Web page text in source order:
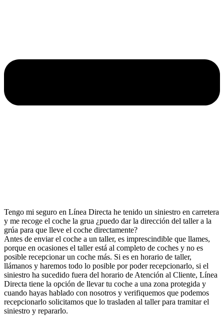
Tengo mi seguro en Línea Directa he tenido un siniestro en carretera
y me recoge el coche la grua ¿puedo dar la dirección del taller a la
grúa para que lleve el coche directamente?
Antes de enviar el coche a un taller, es imprescindible que llames,
porque en ocasiones el taller está al completo de coches y no es
posible recepcionar un coche más. Si es en horario de taller,
llámanos y haremos todo lo posible por poder recepcionarlo, si el
siniestro ha sucedido fuera del horario de Atención al Cliente, Línea
Directa tiene la opción de llevar tu coche a una zona protegida y
cuando hayas hablado con nosotros y verifiquemos que podemos
recepcionarlo solicitamos que lo trasladen al taller para tramitar el
siniestro y repararlo.